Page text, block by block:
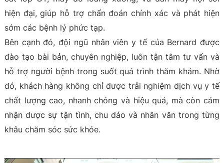
hiện đại, giúp hỗ trợ chẩn đoán chính xác và phát hiện
sớm các bệnh lý phức tạp.
Bên cạnh đó, đội ngũ nhân viên y tế của Bernard được
đào tạo bài bản, chuyên nghiệp, luôn tận tâm tư vấn và
hỗ trợ người bệnh trong suốt quá trình thăm khám. Nhờ
đó, khách hàng không chỉ được trải nghiệm dịch vụ y tế
chất lượng cao, nhanh chóng và hiệu quả, mà còn cảm
nhận được sự tận tình, chu đáo và nhân văn trong từng
khâu chăm sóc sức khỏe.